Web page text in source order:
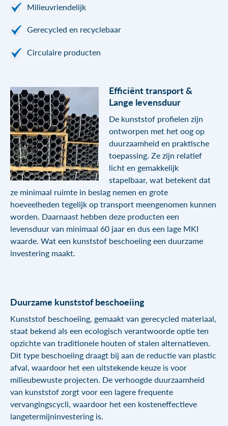
Milieuvriendelijk
Gerecycled en recyclebaar
Circulaire producten
Efficiënt transport &
Lange levensduur
De kunststof profielen zijn
ontworpen met het oog op
duurzaamheid en praktische
toepassing. Ze zijn relatief
licht en gemakkelijk
stapelbaar, wat betekent dat
ze minimaal ruimte in beslag nemen en grote
hoeveelheden tegelijk op transport meengenomen kunnen
worden. Daarnaast hebben deze producten een
levensduur van minimaal 60 jaar en dus een lage MKI
waarde. Wat een kunststof beschoeiing een duurzame
investering maakt.
Duurzame kunststof beschoeiing
Kunststof beschoeiing, gemaakt van gerecycled materiaal,
staat bekend als een ecologisch verantwoorde optie ten
opzichte van traditionele houten of stalen alternatieven.
Dit type beschoeiing draagt bij aan de reductie van plastic
afval, waardoor het een uitstekende keuze is voor
milieubewuste projecten. De verhoogde duurzaamheid
van kunststof zorgt voor een lagere frequente
vervangingscycli, waardoor het een kosteneffectieve
langetermijninvestering is.